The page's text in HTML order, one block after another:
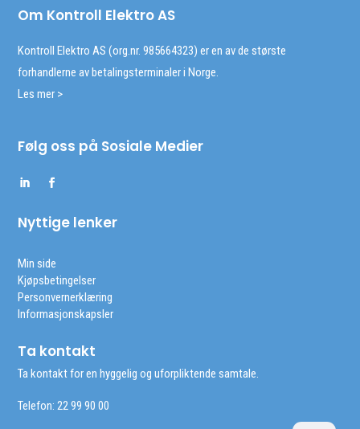
Om Kontroll Elektro AS
Kontroll Elektro AS (org.nr. 985664323) er en av de største
forhandlerne av betalingsterminaler i Norge.
Les mer >
Følg oss på Sosiale Medier
Nyttige lenker
Min side
Kjøpsbetingelser
Personvernerklæring
Informasjonskapsler
Ta kontakt
Ta kontakt for en hyggelig og uforpliktende samtale.
Telefon: 22 99 90 00